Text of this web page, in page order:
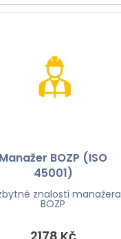
Manažer BOZP (ISO
45001)
znalosti manažera
BOZP